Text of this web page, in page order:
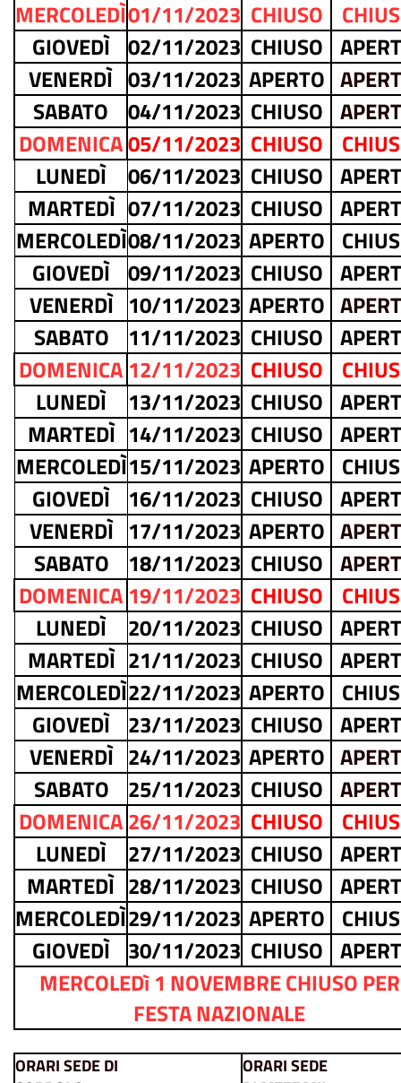
MERCOLEDÌ01/11/2023 CHIUSO
GIOVEDÌ 02/11/2023 CHIUSO
VENERDÌ 03/11/2023 APERTO
SABATO
04/11/2023 CHIUSO
DOMENICA05/11/2023 CHIUSO
LUNEDÌ
06/11/2023 CHIUSO
MARTEDÌ 07/11/2023 CHIUSO
MERCOLEDÌ08/11/2023 APERTO
GIOVEDÌ 09/11/2023 CHIUSO
VENERDÌ 10/11/2023 APERTO
SABATO
11/11/2023 CHIUSO
DOMENICA 12/11/2023 CHIUSO
LUNEDÌ
13/11/2023 CHIUSO
MARTEDÌ 14/11/2023 CHIUSO
MERCOLEDÌ15/11/2023 APERTO
GIOVEDÌ
16/11/2023 CHIUSO
VENERDÌ 17/11/2023 APERTO
SABATO
18/11/2023 CHIUSO
DOMENICA 19/11/2023 CHIUSO
LUNEDÌ
20/11/2023 CHIUSO
MARTEDÌ 21/11/2023 CHIUSO
MERCOLEDÌ22/11/2023 APERTO
GIOVEDÌ 23/11/2023 CHIUSO
VENERDÌ 24/11/2023 APERTO
SABATO
25/11/2023 CHIUSO
DOMENICA26/11/2023 CHIUSO
LUNEDÌ
27/11/2023 CHIUSO
MARTEDÌ 28/11/2023 CHIUSO
MERCOLEDÌ29/11/2023 APERTO
GIOVEDÌ 30/11/2023 CHIUSO
MERCOLEDì 1 NOVEMBRE CHIUSO PER
FESTA NAZIONALE
ORARI SEDE DI
ORARI SEDE